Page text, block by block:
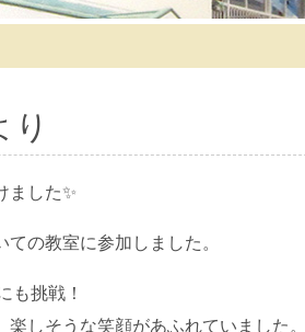
り
ました✨
の教室に参加しました。
も挑戦！
しそうな笑顔があふれていました。